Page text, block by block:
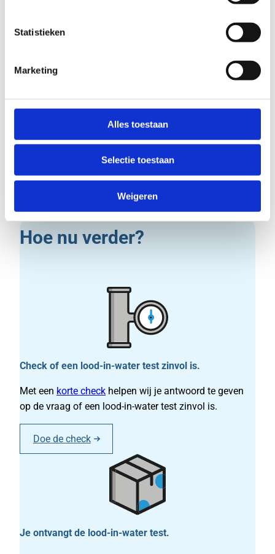
Statistieken
Marketing
Alles toestaan
Selectie toestaan
Weigeren
Hoe nu verder?
Check of een lood-in-water test zinvol is.
Met een korte check helpen wij je antwoord te geven
op de vraag of een lood-in-water test zinvol is.
Doe de check
Je ontvangt de lood-in-water test.